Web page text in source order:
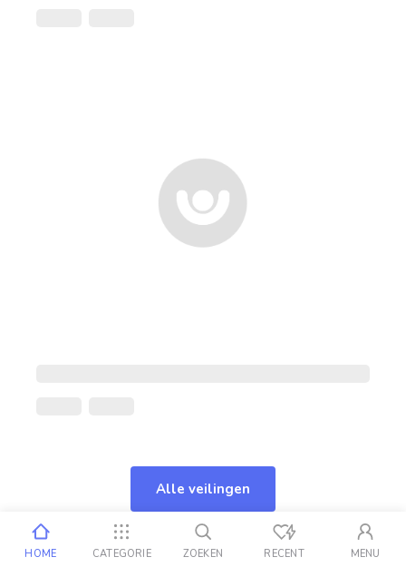
Alle veilingen
HOME CATEGORIE ZOEKEN RECENT MENU